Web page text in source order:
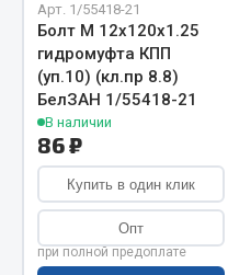
Весь раздел
Автомобильная
Автолампы
Блоки реле и
Вилки нагрузочные
Выключатели и
Выключатели кнопочные
Арт. 1/55418-21
Болт М 12х120х1.25
гидромуфта КПП
(уп.10) (кл.пр 8.8)
БелЗАН 1/55418-21
В наличии
86 ₽
Купить в один клик
Опт
при полной предоплате